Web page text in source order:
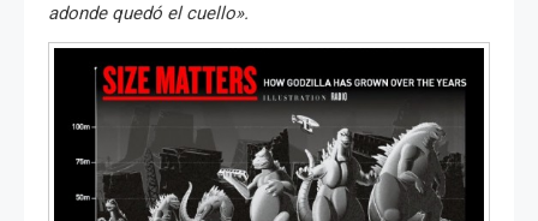
adonde quedó el cuello».